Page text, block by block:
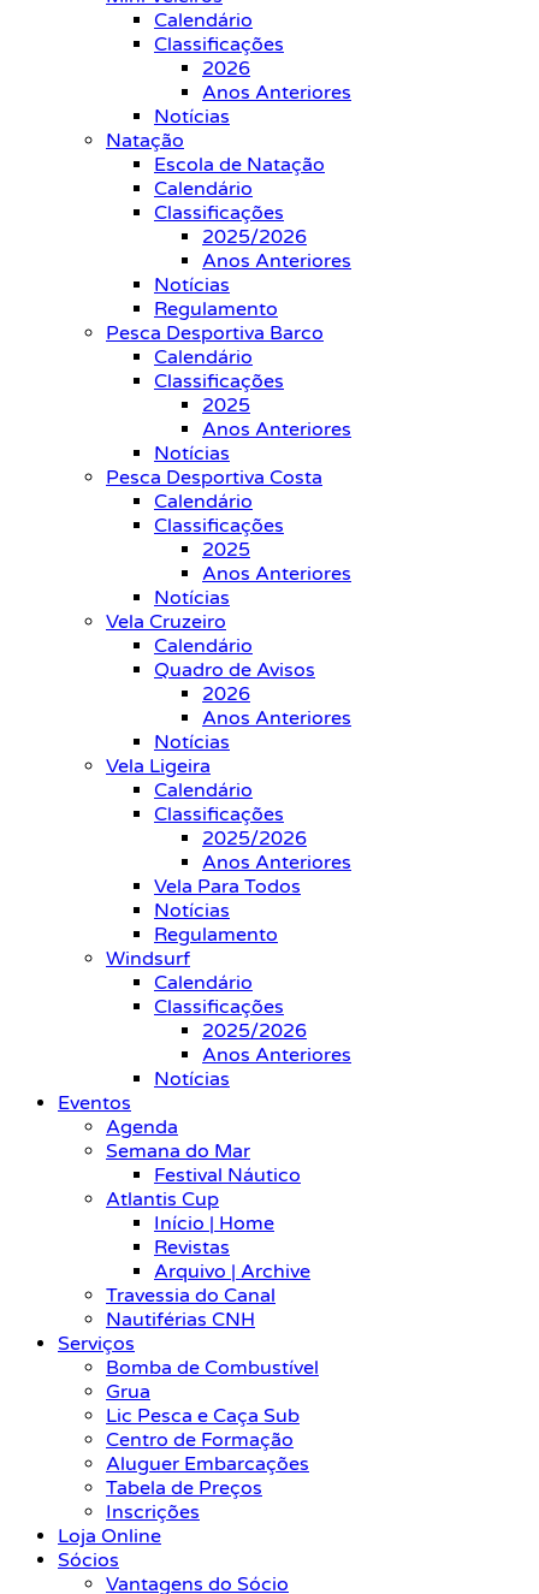
Calendário
Classificações
2026
Anos Anteriores
Notícias
Natação
Escola de Natação
Calendário
Classificações
2025/2026
Anos Anteriores
Notícias
Regulamento
Pesca Desportiva Barco
Calendário
Classificações
2025
Anos Anteriores
Notícias
Pesca Desportiva Costa
Calendário
Classificações
2025
Anos Anteriores
Notícias
Vela Cruzeiro
Calendário
Quadro de Avisos
2026
Anos Anteriores
Notícias
Vela Ligeira
Calendário
Classificações
2025/2026
Anos Anteriores
Vela Para Todos
Notícias
Regulamento
Windsurf
Calendário
Classificações
2025/2026
Anos Anteriores
Notícias
Eventos
Agenda
Semana do Mar
Festival Náutico
Atlantis Cup
Início | Home
Revistas
Arquivo | Archive
Travessia do Canal
Nautiférias CNH
Serviços
Bomba de Combustível
Grua
Lic Pesca e Caça Sub
Centro de Formação
Aluguer Embarcações
Tabela de Preços
Inscrições
Loja Online
Sócios
Vantagens do Sócio